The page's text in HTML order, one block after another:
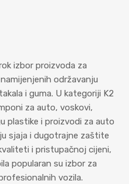
izbor proizvoda za
održavanju
i guma. U kategoriji K2
za auto, voskovi,
plastike i proizvodi za auto
sjaja i dugotrajne zaštite
i pristupačnoj cijeni,
popularan su izbor za
vozila.